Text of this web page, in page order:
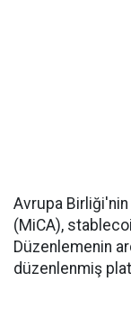
Avrupa Birliği'nin
(MiCA),
Düzenlemenin
düzenlenmiş